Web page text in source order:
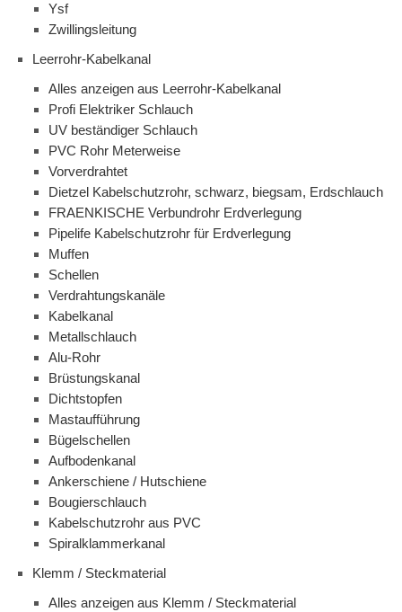
Ysf
Zwillingsleitung
Leerrohr-Kabelkanal
Alles anzeigen aus Leerrohr-Kabelkanal
Profi Elektriker Schlauch
UV beständiger Schlauch
PVC Rohr Meterweise
Vorverdrahtet
Dietzel Kabelschutzrohr, schwarz, biegsam, Erdschlauch
FRAENKISCHE Verbundrohr Erdverlegung
Pipelife Kabelschutzrohr für Erdverlegung
Muffen
Schellen
Verdrahtungskanäle
Kabelkanal
Metallschlauch
Alu-Rohr
Brüstungskanal
Dichtstopfen
Mastaufführung
Bügelschellen
Aufbodenkanal
Ankerschiene / Hutschiene
Bougierschlauch
Kabelschutzrohr aus PVC
Spiralklammerkanal
Klemm / Steckmaterial
Alles anzeigen aus Klemm / Steckmaterial